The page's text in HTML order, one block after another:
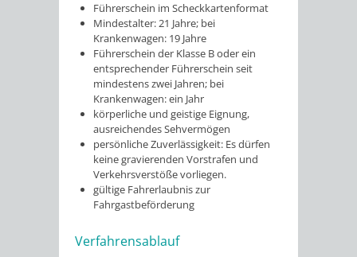
Führerschein im Scheckkartenformat
Mindestalter: 21 Jahre; bei
Krankenwagen: 19 Jahre
Führerschein der Klasse B oder ein
entsprechender Führerschein seit
mindestens zwei Jahren; bei
Krankenwagen: ein Jahr
körperliche und geistige Eignung,
ausreichendes Sehvermögen
persönliche Zuverlässigkeit: Es dürfen
keine gravierenden Vorstrafen und
Verkehrsverstöße vorliegen.
gültige Fahrerlaubnis zur
Fahrgastbeförderung
Verfahrensablauf